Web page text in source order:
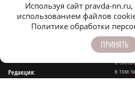
Редакция:
Все
на
в
в том
Используя сайт pravda-
использованием файлов
Политике обработки
ПРИНЯТЬ